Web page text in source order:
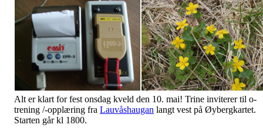
Alt er klart for fest onsdag kveld den 10. mai! Trine inviterer til o-
trening /-opplæring fra Lauvåshaugan langt vest på Øybergkartet.
Starten går kl 1800.